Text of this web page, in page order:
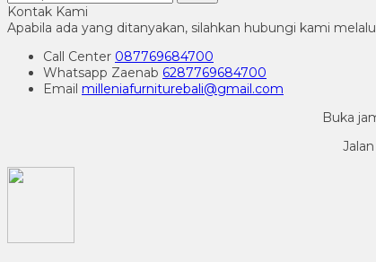
Kontak Kami
Apabila ada yang ditanyakan, silahkan hubungi kami
Call Center 087769684700
Whatsapp Zaenab 6287769684700
Email milleniafurniturebali@gmail.com
Buka